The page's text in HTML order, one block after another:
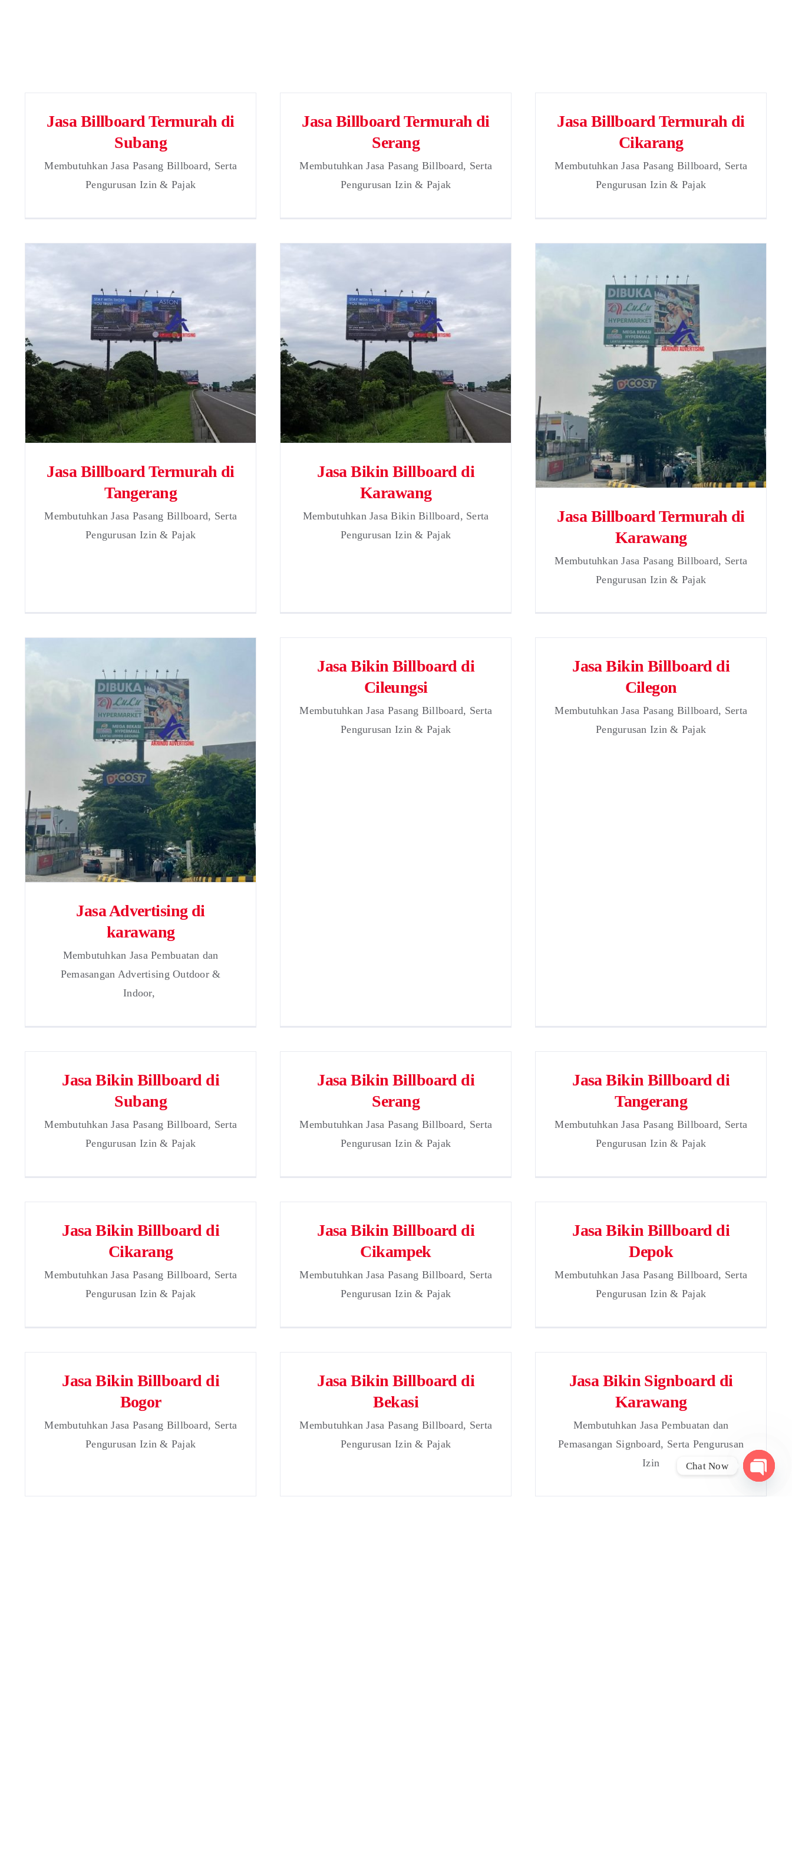
Jasa Billboard Termurah di
Subang
Membutuhkan Jasa Pasang Billboard, Serta
Pengurusan Izin & Pajak
Jasa Billboard Termurah di
Serang
Membutuhkan Jasa Pasang Billboard, Serta
Pengurusan Izin & Pajak
Jasa Billboard Termurah di
Cikarang
Membutuhkan Jasa Pasang Billboard, Serta
Pengurusan Izin & Pajak
Jasa Billboard Termurah di
Tangerang
Membutuhkan Jasa Pasang Billboard, Serta
Pengurusan Izin & Pajak
Jasa Bikin Billboard di
Karawang
Membutuhkan Jasa Bikin Billboard, Serta
Pengurusan Izin & Pajak
Jasa Billboard Termurah di
Karawang
Membutuhkan Jasa Pasang Billboard, Serta
Pengurusan Izin & Pajak
Jasa Advertising di
karawang
Membutuhkan Jasa Pembuatan dan
Pemasangan Advertising Outdoor &
Indoor,
Jasa Bikin Billboard di
Cileungsi
Membutuhkan Jasa Pasang Billboard, Serta
Pengurusan Izin & Pajak
Jasa Bikin Billboard di
Cilegon
Membutuhkan Jasa Pasang Billboard, Serta
Pengurusan Izin & Pajak
Jasa Bikin Billboard di
Subang
Membutuhkan Jasa Pasang Billboard, Serta
Pengurusan Izin & Pajak
Jasa Bikin Billboard di
Serang
Membutuhkan Jasa Pasang Billboard, Serta
Pengurusan Izin & Pajak
Jasa Bikin Billboard di
Tangerang
Membutuhkan Jasa Pasang Billboard, Serta
Pengurusan Izin & Pajak
Jasa Bikin Billboard di
Cikarang
Membutuhkan Jasa Pasang Billboard, Serta
Pengurusan Izin & Pajak
Jasa Bikin Billboard di
Cikampek
Membutuhkan Jasa Pasang Billboard, Serta
Pengurusan Izin & Pajak
Jasa Bikin Billboard di
Depok
Membutuhkan Jasa Pasang Billboard, Serta
Pengurusan Izin & Pajak
Jasa Bikin Billboard di
Bogor
Membutuhkan Jasa Pasang Billboard, Serta
Pengurusan Izin & Pajak
Jasa Bikin Billboard di
Bekasi
Membutuhkan Jasa Pasang Billboard, Serta
Pengurusan Izin & Pajak
Jasa Bikin Signboard di
Karawang
Membutuhkan Jasa Pembuatan dan
Pemasangan Signboard, Serta Pengurusan
Izin
Chat Now
chaty